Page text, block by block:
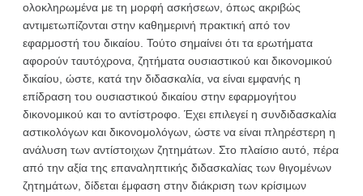
ολοκληρωμένα με τη μορφή ασκήσεων, όπως ακριβώς
αντιμετωπίζονται στην καθημερινή πρακτική από τον
εφαρμοστή του δικαίου. Τούτο σημαίνει ότι τα ερωτήματα
αφορούν ταυτόχρονα, ζητήματα ουσιαστικού και δικονομικού
δικαίου, ώστε, κατά την διδασκαλία, να είναι εμφανής η
επίδραση του ουσιαστικού δικαίου στην εφαρμογήτου
δικονομικού και το αντίστροφο. Έχει επιλεγεί η συνδιδασκαλία
αστικολόγων και δικονομολόγων, ώστε να είναι πληρέστερη η
ανάλυση των αντίστοιχων ζητημάτων. Στο πλαίσιο αυτό, πέρα
από την αξία της επαναληπτικής διδασκαλίας των θιγομένων
ζητημάτων, δίδεται έμφαση στην διάκριση των κρίσιμων